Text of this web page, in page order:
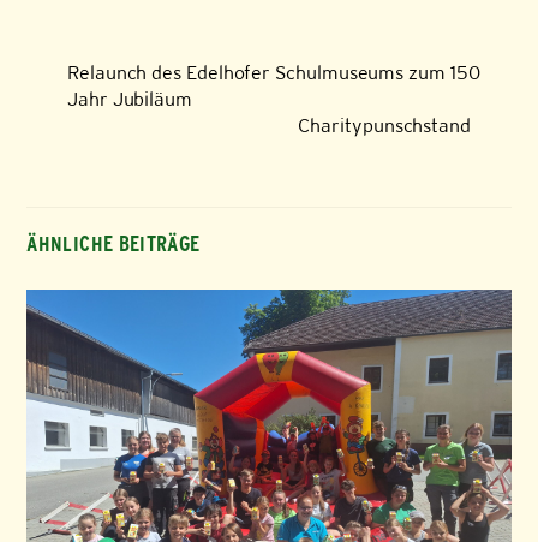
Relaunch des Edelhofer Schulmuseums zum 150
Jahr Jubiläum
Charitypunschstand
ÄHNLICHE BEITRÄGE